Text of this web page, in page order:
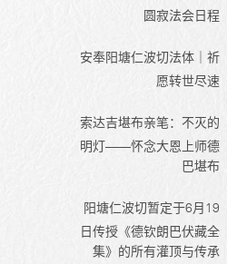
圆寂法会日程
安奉阳塘仁波切法体｜祈
愿转世尽速
索达吉堪布亲笔：不灭的
明灯——怀念大恩上师德
巴堪布
阳塘仁波切暂定于6月19
日传授《德钦朗巴伏藏全
集》的所有灌顶与传承